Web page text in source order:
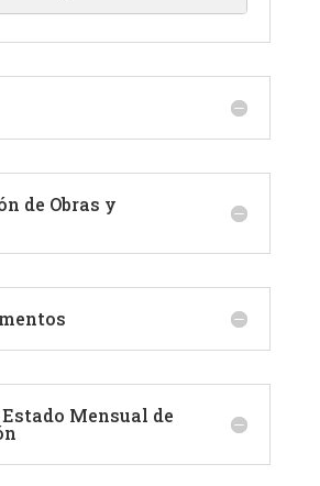
de Obras y
Mensual de